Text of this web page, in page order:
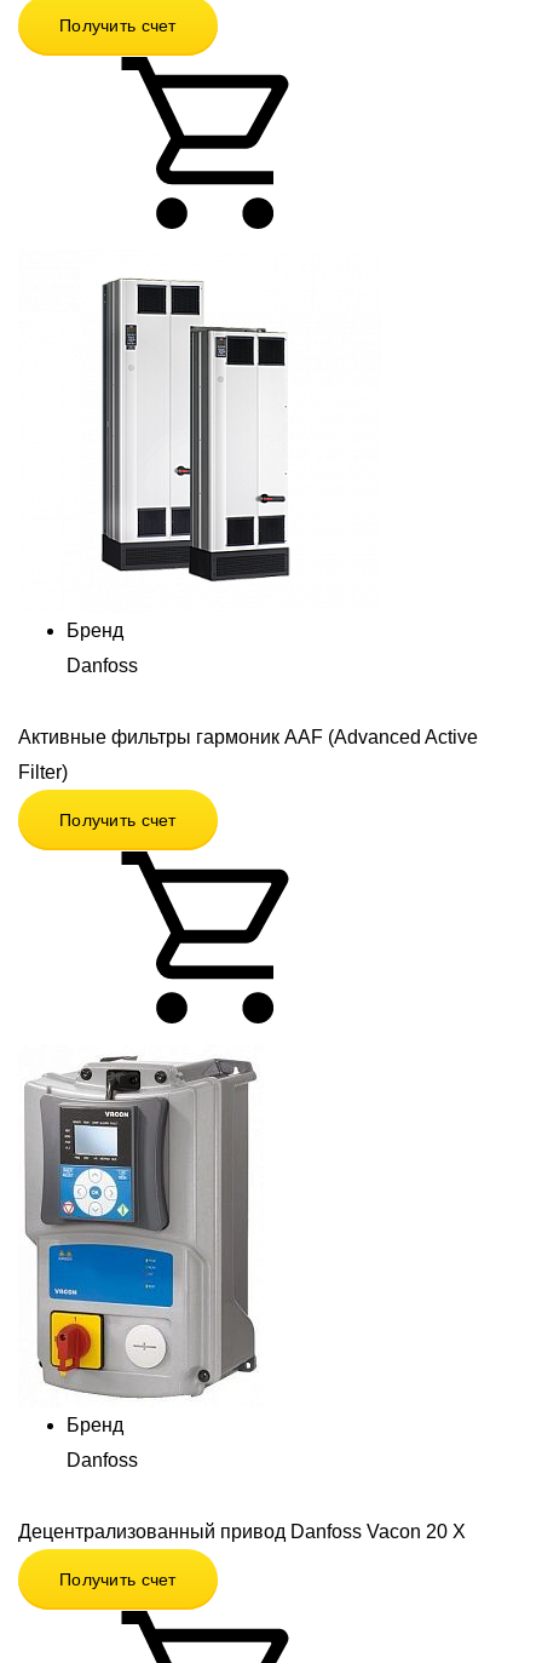
Получить счет
Бренд
Danfoss
Активные фильтры гармоник AAF (Advanced Active
Filter)
Получить счет
Бренд
Danfoss
Децентрализованный привод Danfoss Vacon 20 X
Получить счет